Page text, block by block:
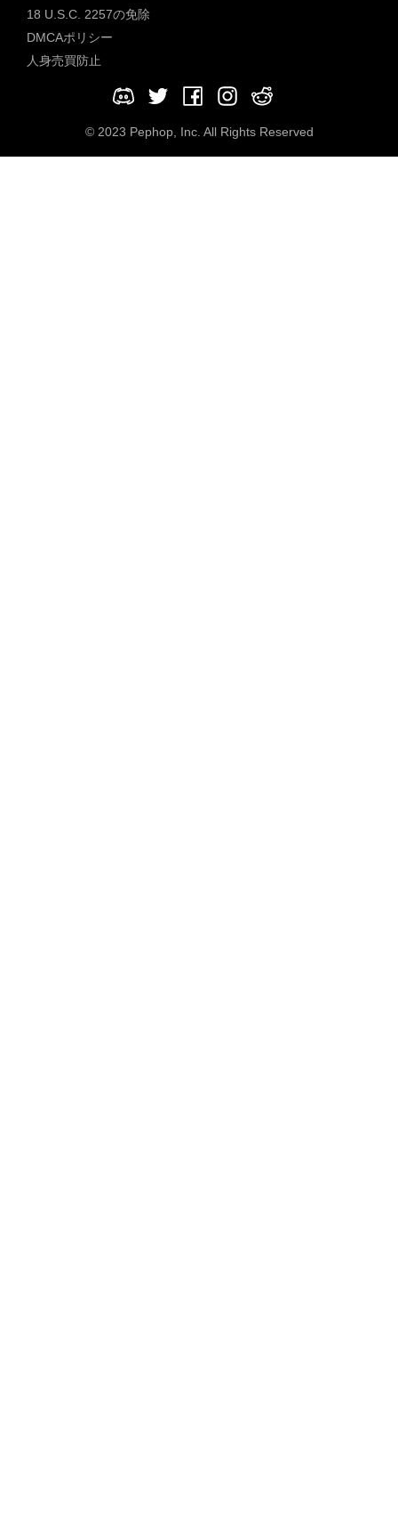
18 U.S.C. 2257の免除
DMCAポリシー
人身売買防止
© 2023 Pephop, Inc. All Rights Reserved